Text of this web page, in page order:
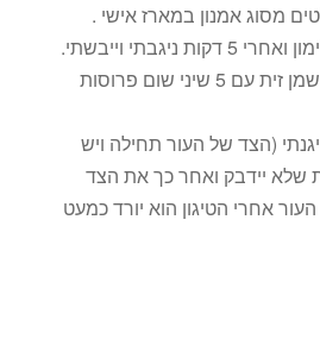
וייבשתי.
במחבת שמתי 3 כפות שמן זית עם 5 שיני שום פרוסות
טיגנתי (הצד של העור תחילה ויש
שלא יידבק ואחר כך את הצד
אחרי הטיגון הוא יורד כמעט